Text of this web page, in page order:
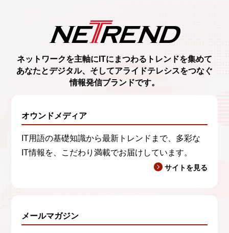
ネットワークを主軸に ITにまつわるトレンドを集めて
あなたとデジタル、 そしてアライドテレシスをつなぐ
情報発信ブランドです。
オウンドメディア
IT用語の基礎知識から最新トレンドまで、多彩な
IT情報を、こだわり満載でお届けしています。
サイトを見る
メールマガジン